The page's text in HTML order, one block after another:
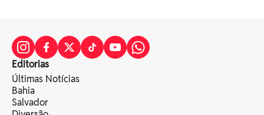
Editorias
Últimas Notícias
Bahia
Salvador